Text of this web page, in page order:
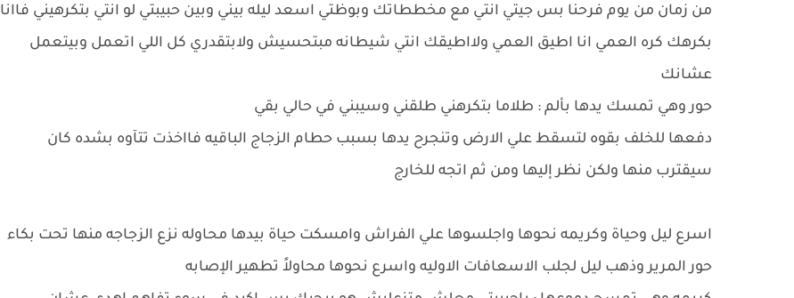
من زمان من يوم فرحنا بس جيتي انتي مع مخططاتك وبوظتي اسعد ليله بيني وبين حبيبتي لو انتي بتكرهيني فاانا
بكرهك كره العمي انا اطيق العمي ولااطيقك انتي شيطانه مبتحسيش ولابتقدري كل اللي اتعمل وبيتعمل
عشانك
حور وهي تمسك يدها بألم : طلاما بتكرهني طلقني وسيبني في حالي بقي
دفعها للخلف بقوه لتسقط علي الارض وتنجرح يدها بسبب حطام الزجاج الباقيه فااخذت تتآوه بشده كان
سيقترب منها ولكن نظر إليها ومن ثم اتجه للخارج
اسرع ليل وحياة وكريمه نحوها واجلسوها علي الفراش وامسكت حياة بيدها محاوله نزع الزجاجه منها تحت بكاء
حور المرير وذهب ليل لجلب الاسعافات الاوليه واسرع نحوها محاولاً تطهير الإصابه